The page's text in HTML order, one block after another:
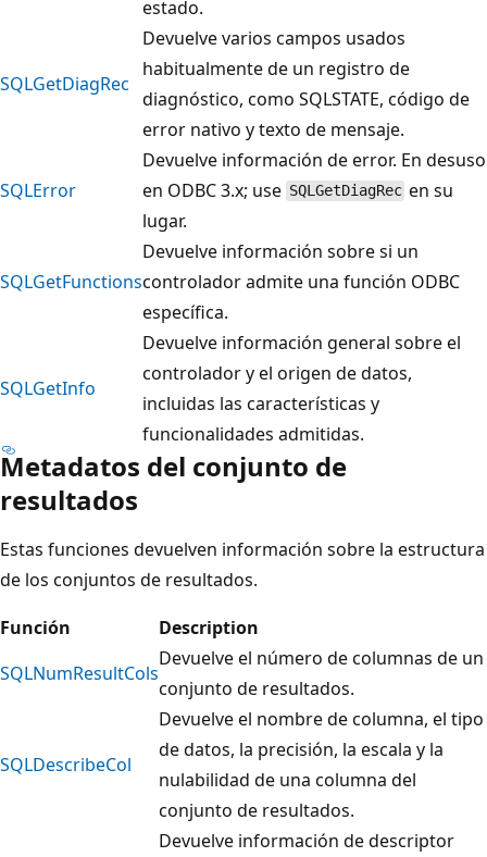
estado.
SQLGetDiagRec
Devuelve varios campos usados
habitualmente de un registro de
diagnóstico, como SQLSTATE, código de
error nativo y texto de mensaje.
SQLError
Devuelve información de error. En desuso
en ODBC 3.x; use SQLGetDiagRec en su
lugar.
SQLGetFunctions
Devuelve información sobre si un
controlador admite una función ODBC
específica.
SQLGetInfo
Devuelve información general sobre el
controlador y el origen de datos,
incluidas las características y
funcionalidades admitidas.
Metadatos del conjunto de
resultados
Estas funciones devuelven información sobre la estructura
de los conjuntos de resultados.
Función
Description
SQLNumResultCols
Devuelve el número de columnas de un
conjunto de resultados.
SQLDescribeCol
Devuelve el nombre de columna, el tipo
de datos, la precisión, la escala y la
nulabilidad de una columna del
conjunto de resultados.
Devuelve información de descriptor